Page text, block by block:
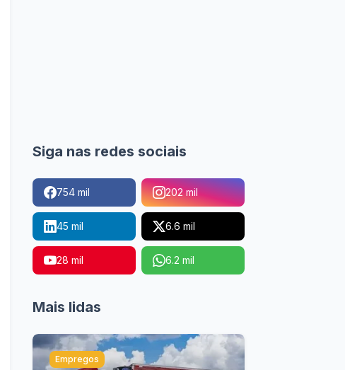
Siga nas redes sociais
754 mil 202 mil
45 mil 6.6 mil
28 mil 6.2 mil
Mais lidas
Empregos